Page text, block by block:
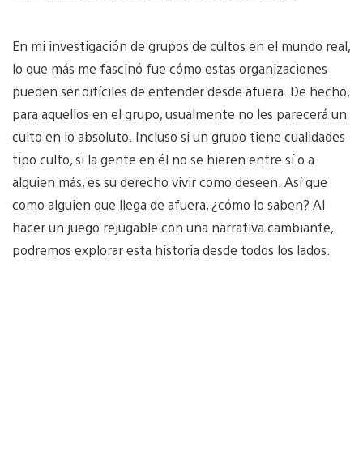
En mi investigación de grupos de cultos en el mundo real,
lo que más me fascinó fue cómo estas organizaciones
pueden ser difíciles de entender desde afuera. De hecho,
para aquellos en el grupo, usualmente no les parecerá un
culto en lo absoluto. Incluso si un grupo tiene cualidades
tipo culto, si la gente en él no se hieren entre sí o a
alguien más, es su derecho vivir como deseen. Así que
como alguien que llega de afuera, ¿cómo lo saben? Al
hacer un juego rejugable con una narrativa cambiante,
podremos explorar esta historia desde todos los lados.